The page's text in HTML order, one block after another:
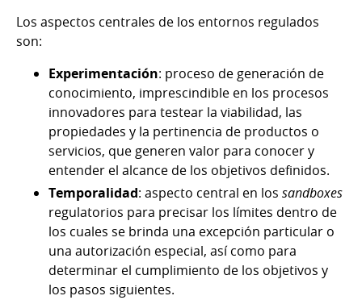
Los aspectos centrales de los entornos regulados
son:
Experimentación: proceso de generación de
conocimiento, imprescindible en los procesos
innovadores para testear la viabilidad, las
propiedades y la pertinencia de productos o
servicios, que generen valor para conocer y
entender el alcance de los objetivos definidos.
Temporalidad: aspecto central en los sandboxes
regulatorios para precisar los límites dentro de
los cuales se brinda una excepción particular o
una autorización especial, así como para
determinar el cumplimiento de los objetivos y
los pasos siguientes.